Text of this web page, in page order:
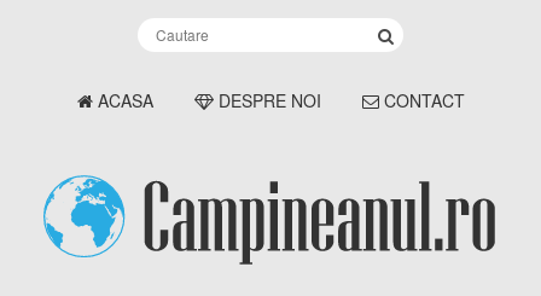
ACASA DESPRE NOI CONTACT